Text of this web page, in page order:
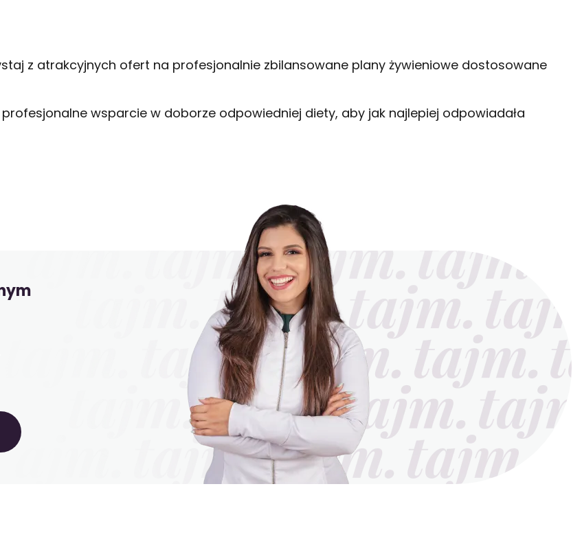
z atrakcyjnych ofert na profesjonalnie zbilansowane plany żywieniowe dostosowane
wsparcie w doborze odpowiedniej diety, aby jak najlepiej odpowiadała